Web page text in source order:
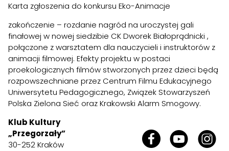
Karta zgłoszenia do konkursu Eko-Animacje
zakończenie – rozdanie nagród na uroczystej gali
finałowej w nowej siedzibie CK Dworek Białoprądnicki ,
połączone z warsztatem dla nauczycieli i instruktorów z
animacji filmowej. Efekty projektu w postaci
proekologicznych filmów stworzonych przez dzieci będą
rozpowszechniane przez Centrum Filmu Edukacyjnego
Uniwersytetu Pedagogicznego, Związek Stowarzyszeń
Polska Zielona Sieć oraz Krakowski Alarm Smogowy.
Klub Kultury
„Przegorzały”
30-252 Kraków